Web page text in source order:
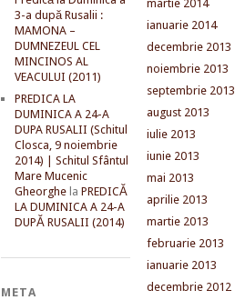
3-a după Rusalii :
MAMONA –
DUMNEZEUL CEL
MINCINOS AL
VEACULUI (2011)
PREDICA LA
DUMINICA A 24-A
DUPA RUSALII (Schitul
Closca, 9 noiembrie
2014) | Schitul Sfântul
Mare Mucenic
Gheorghela PREDICĂ
LA DUMINICA A 24-A
DUPĂ RUSALII (2014)
META
martie 2014
ianuarie 2014
decembrie 2013
noiembrie 2013
septembrie 2013
august 2013
iulie 2013
iunie 2013
mai 2013
aprilie 2013
martie 2013
februarie 2013
ianuarie 2013
decembrie 2012